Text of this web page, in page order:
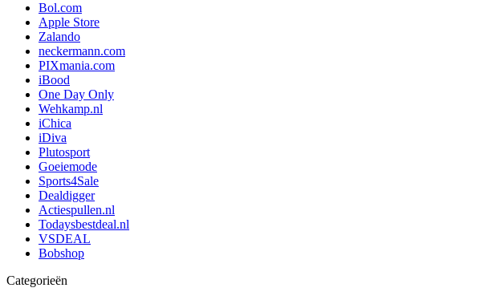
Bol.com
Apple Store
Zalando
neckermann.com
PIXmania.com
iBood
One Day Only
Wehkamp.nl
iChica
iDiva
Plutosport
Goeiemode
Sports4Sale
Dealdigger
Actiespullen.nl
Todaysbestdeal.nl
VSDEAL
Bobshop
Categorieën